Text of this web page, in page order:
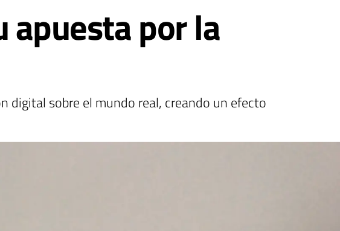
apuesta por la
digital sobre el mundo real, creando un efecto